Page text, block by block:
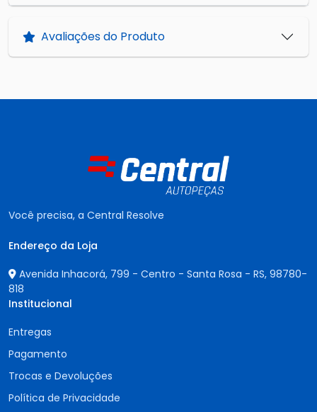
Avaliações do Produto
Você precisa, a Central Resolve
Endereço da Loja
Avenida Inhacorá, 799 - Centro - Santa Rosa - RS, 98780-
818
Institucional
Entregas
Pagamento
Trocas e Devoluções
Política de Privacidade